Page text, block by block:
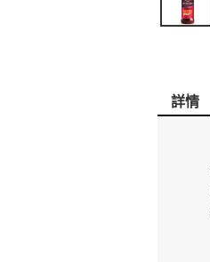
詳情